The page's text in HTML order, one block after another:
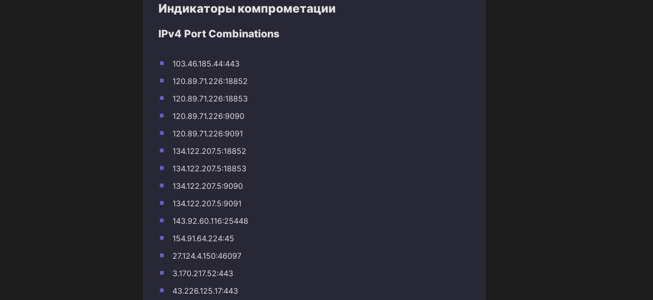
Индикаторы компрометации
IPv4 Port Combinations
103.46.185.44:443
120.89.71.226:18852
120.89.71.226:18853
120.89.71.226:9090
120.89.71.226:9091
134.122.207.5:18852
134.122.207.5:18853
134.122.207.5:9090
134.122.207.5:9091
143.92.60.116:25448
154.91.64.224:45
27.124.4.150:46097
3.170.217.52:443
43.226.125.17:443